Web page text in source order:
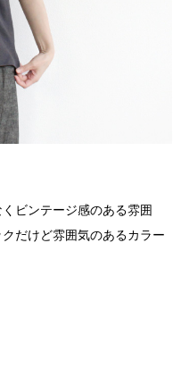
ビンテージ感のある雰囲
だけど雰囲気のあるカラー